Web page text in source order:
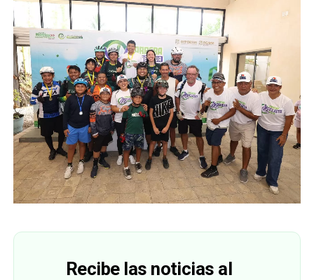
Recibe las noticias al